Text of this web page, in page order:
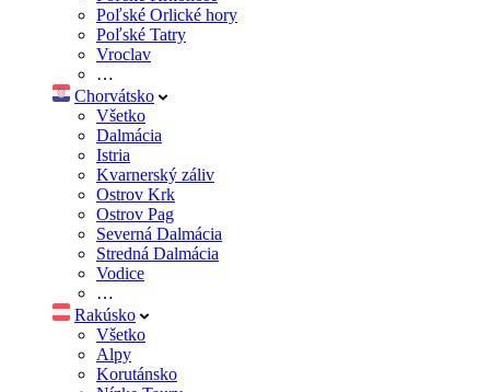
Poľské Orlické hory
Poľské Tatry
Vroclav
…
Chorvátsko
Všetko
Dalmácia
Istria
Kvarnerský záliv
Ostrov Krk
Ostrov Pag
Severná Dalmácia
Stredná Dalmácia
Vodice
…
Rakúsko
Všetko
Alpy
Korutánsko